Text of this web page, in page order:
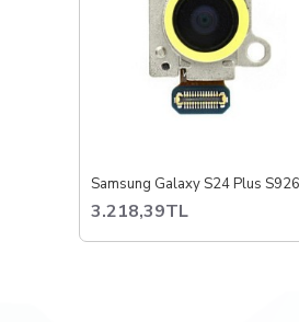
3.218,39TL